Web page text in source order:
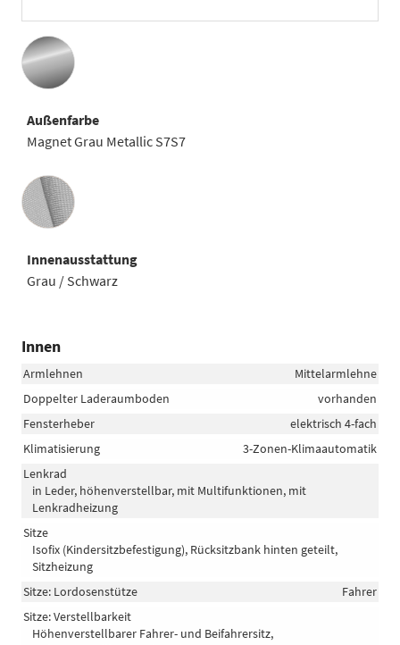
Außenfarbe
Magnet Grau Metallic S7S7
Innenausstattung
Innenausstattung
Grau / Schwarz
Innen
Armlehnen
Mittelarmlehne
Doppelter Laderaumboden
vorhanden
Fensterheber
elektrisch 4-fach
Klimatisierung
3-Zonen-Klimaautomatik
Lenkrad
in Leder, höhenverstellbar, mit Multifunktionen, mit
Lenkradheizung
Sitze
Isofix (Kindersitzbefestigung), Rücksitzbank hinten geteilt,
Sitzheizung
Sitze: Lordosenstütze
Fahrer
Sitze: Verstellbarkeit
Höhenverstellbarer Fahrer- und Beifahrersitz,